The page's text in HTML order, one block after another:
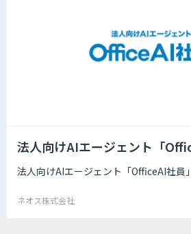
法人向けAIエージェント「
法人向けAIエージェント「OfficeAI社員」
ネオス株式会社